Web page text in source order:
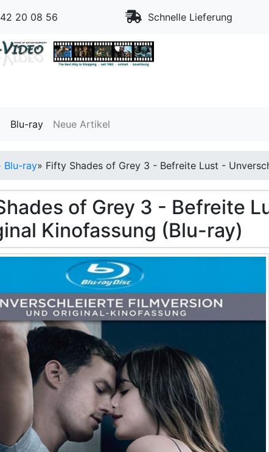
20 08 56 Schnelle Lieferung
Blu-ray Neue Artikel
Blu-ray» Fifty Shades of Grey 3 - Befreite Lust -
of Grey 3 - Befreite
Kinofassung (Blu-ray)